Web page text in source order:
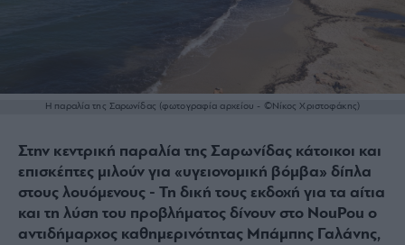
Η παραλία της Σαρωνίδας (φωτογραφία αρχείου - ©Νίκος Χριστοφάκης)
Στην κεντρική παραλία της Σαρωνίδας κάτοικοι και
επισκέπτες μιλούν για «υγειονομική βόμβα» δίπλα
στους λουόμενους - Τη δική τους εκδοχή για τα αίτια
και τη λύση του προβλήματος δίνουν στο NouPou ο
αντιδήμαρχος καθημερινότητας Μπάμπης Γαλάνης,